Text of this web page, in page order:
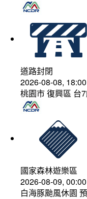
道路封閉
2026-08-08,
桃園市 復興區 台
國家森林遊樂區
2026-08-09,
白海豚颱風休園